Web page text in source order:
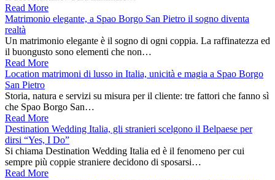
Read More
Matrimonio elegante, a Spao Borgo San Pietro il sogno diventa
realtà
Un matrimonio elegante è il sogno di ogni coppia. La raffinatezza ed
il buongusto sono elementi che non…
Read More
Location matrimoni di lusso in Italia, unicità e magia a Spao Borgo
San Pietro
Storia, natura e servizi su misura per il cliente: tre fattori che fanno sì
che Spao Borgo San…
Read More
Destination Wedding Italia, gli stranieri scelgono il Belpaese per
dirsi “Yes, I Do”
Si chiama Destination Wedding Italia ed è il fenomeno per cui
sempre più coppie straniere decidono di sposarsi…
Read More